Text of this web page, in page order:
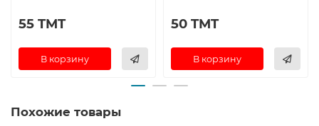
55 TMT
В корзину
50 TMT
В корзину
Похожие товары